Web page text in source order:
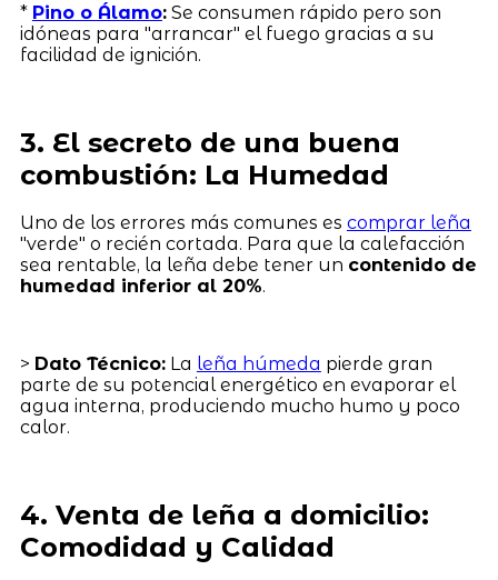
* Pino o Álamo:Se consumen rápido pero son
idóneas para "arrancar" el fuego gracias a su
facilidad de ignición.
3. El secreto de una buena
combustión: La Humedad
Uno de los errores más comunes es comprar leña
"verde" o recién cortada. Para que la calefacción
sea rentable, la leña debe tener un contenido de
humedad inferior al 20%.
> Dato Técnico:La leña húmeda pierde gran
parte de su potencial energético en evaporar el
agua interna, produciendo mucho humo y poco
calor.
4. Venta de leña a domicilio:
Comodidad y Calidad